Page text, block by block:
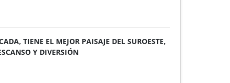
TIENE EL MEJOR PAISAJE DEL SUROESTE,
Y DIVERSIÓN